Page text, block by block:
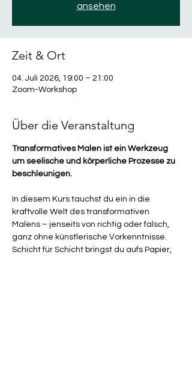
ansehen
Zeit & Ort
04. Juli 2026, 19:00 – 21:00
Zoom-Workshop
Über die Veranstaltung
Transformatives Malen ist ein Werkzeug
um seelische und körperliche Prozesse zu
beschleunigen.
In diesem Kurs tauchst du ein in die
kraftvolle Welt des transformativen
Malens – jenseits von richtig oder falsch,
ganz ohne künstlerische Vorkenntnisse.
Schicht für Schicht bringst du aufs Papier,